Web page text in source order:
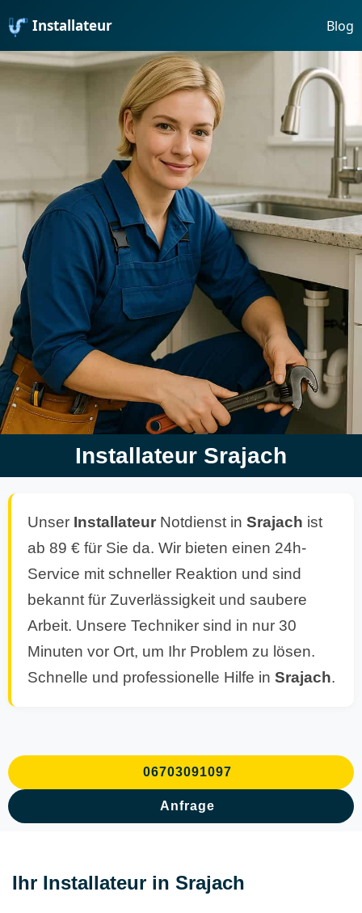
Installateur Blog
Installateur Srajach
Unser Installateur Notdienst in Srajach ist
ab 89 € für Sie da. Wir bieten einen 24h-
Service mit schneller Reaktion und sind
bekannt für Zuverlässigkeit und saubere
Arbeit. Unsere Techniker sind in nur 30
Minuten vor Ort, um Ihr Problem zu lösen.
Schnelle und professionelle Hilfe in Srajach.
06703091097
Anfrage
Ihr Installateur in Srajach